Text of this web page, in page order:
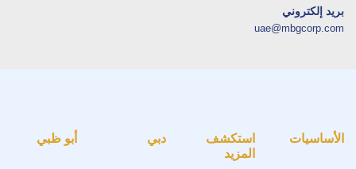
بريد إلكتروني
uae@mbgcorp.com
الأساسيات
استكشف
المزيد
دبي أبو ظبي